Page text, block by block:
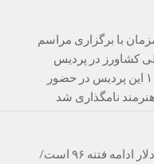
ساله شد همزمان با برگزاری مراسم
محمدعلی کشاورز در پردیس
سینمایی «شهرک» سالن شماره ۱ این پردیس در حضور
نامگذاری شد
سعید لیلاز در گفت‌وگو با ایلنا: فتنه دلار ادامه فتنه ۹۶ است/